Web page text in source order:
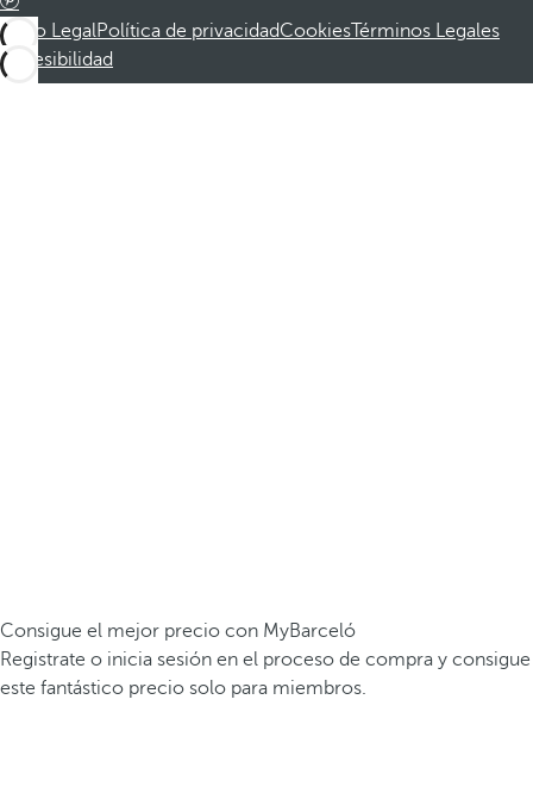
Aviso LegalPolítica de privacidadCookiesTérminos Legales
Accesibilidad
Consigue el mejor precio con MyBarceló
Registrate o inicia sesión en el proceso de compra y consigue
este fantástico precio solo para miembros.